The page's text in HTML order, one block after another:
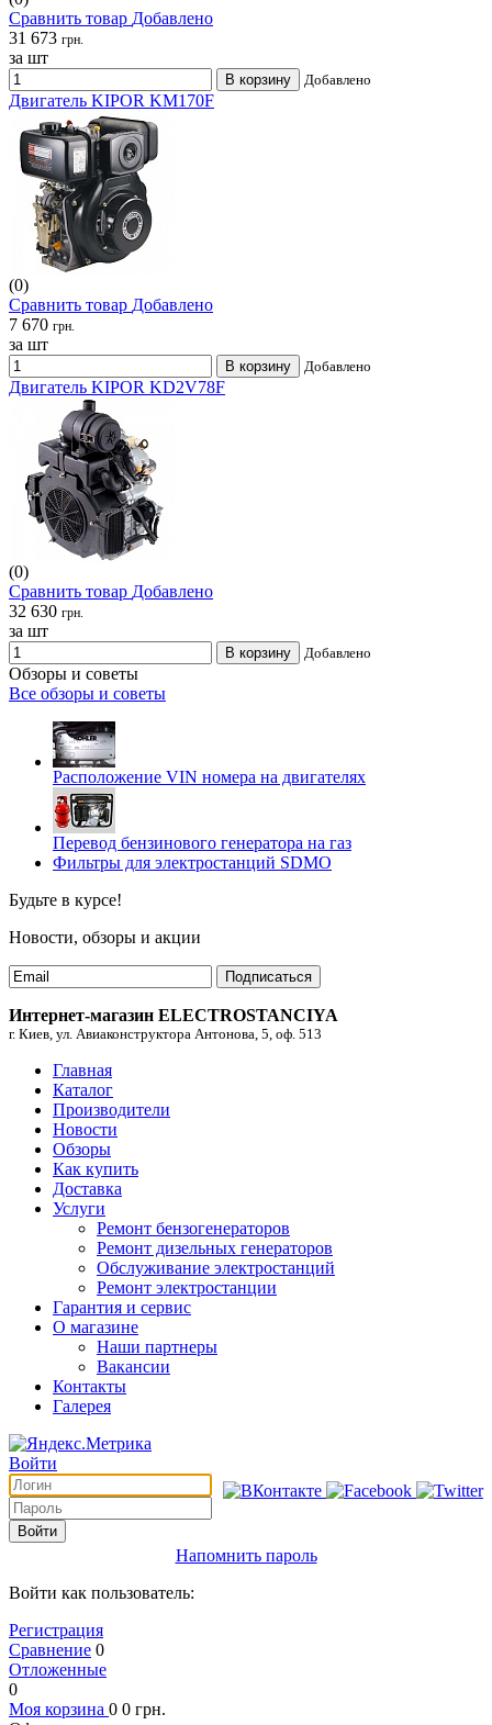
Сравнить товар Добавлено
31 673 грн.
за шт
В корзину Добавлено
Двигатель KIPOR KM170F
(0)
Сравнить товар Добавлено
7 670 грн.
за шт
В корзину Добавлено
Двигатель KIPOR KD2V78F
(0)
Сравнить товар Добавлено
32 630 грн.
за шт
В корзину Добавлено
Обзоры и советы
Все обзоры и советы
Расположение VIN номера на двигателях
Перевод бензинового генератора на газ
Фильтры для электростанций SDMO
Будьте в курсе!
Новости, обзоры и акции
Подписаться
Интернет-магазин ELECTROSTANCIYA
г. Киев, ул. Авиаконструктора Антонова, 5, оф. 513
Главная
Каталог
Производители
Новости
Обзоры
Как купить
Доставка
Услуги
Ремонт бензогенераторов
Ремонт дизельных генераторов
Обслуживание электростанций
Ремонт электростанции
Гарантия и сервис
О магазине
Наши партнеры
Вакансии
Контакты
Галерея
Войти
Войти
Напомнить пароль
Войти как пользователь:
Регистрация
Сравнение 0
Отложенные
0
Моя корзина 0 0 грн.